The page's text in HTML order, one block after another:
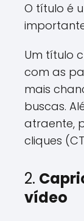
O título é
Um título
com as
mais
buscas.
atraente,
cliques
2.
vídeo